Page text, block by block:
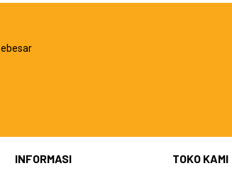
INFORMASI TOKO KAMI